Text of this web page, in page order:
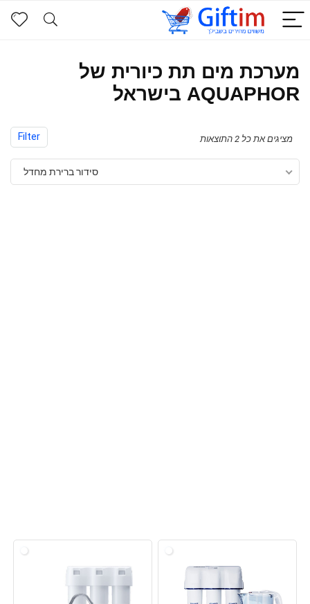
מערכת מים תת כיורית של
AQUAPHOR בישראל
Filter מציגים את כל ⁦2⁩ התוצאות
סידור ברירת מחדל